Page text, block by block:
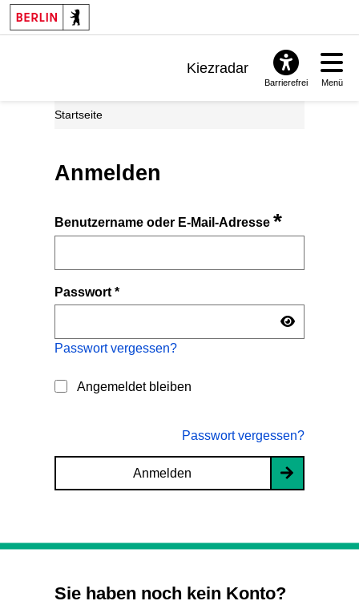
Kiezradar
Barrierefrei Menü
Startseite
Anmelden
Benutzername oder E-Mail-Adresse*
Passwort*
Passwort vergessen?
Angemeldet bleiben
Passwort vergessen?
Anmelden
Sie haben noch kein Konto?